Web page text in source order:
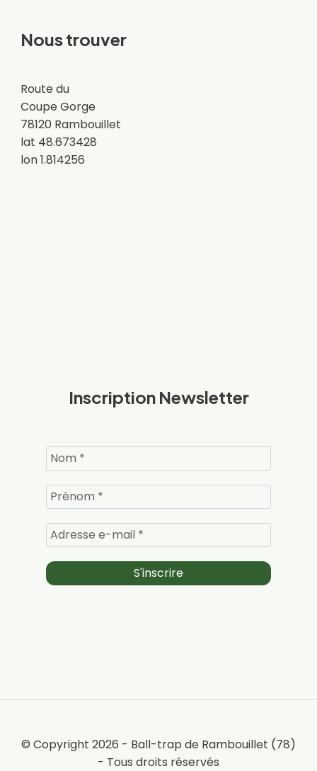
Nous trouver
Route du
Coupe Gorge
78120 Rambouillet
lat 48.673428
lon 1.814256
Inscription Newsletter
© Copyright 2026 - Ball-trap de Rambouillet (78)
- Tous droits réservés